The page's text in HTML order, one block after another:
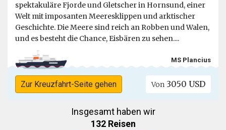
spektakuläre Fjorde und Gletscher in Hornsund, einer
Welt mit imposanten Meeresklippen und arktischer
Geschichte. Die Meere sind reich an Robben und Walen,
und es besteht die Chance, Eisbären zu sehen....
MS Plancius
Zur Kreuzfahrt-Seite gehen Von 3050 USD
Insgesamt haben wir
132 Reisen